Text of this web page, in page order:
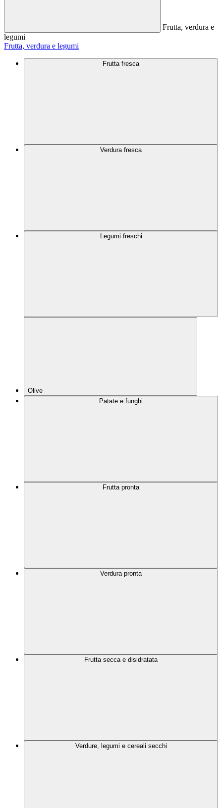
Frutta, verdura e
legumi
Frutta, verdura e legumi
Frutta fresca
Verdura fresca
Legumi freschi
Olive
Patate e funghi
Frutta pronta
Verdura pronta
Frutta secca e disidratata
Verdure, legumi e cereali secchi